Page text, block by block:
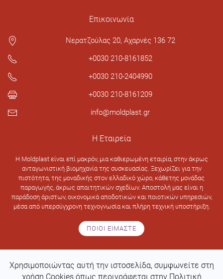
Επικοινωνία
Νερατζούλας 20, Αχαρνές 136 72
+0030 210-8161852
+0030 210-2404990
+0030 210-8161209
info@moldplast.gr
Η Εταιρεία
H Moldplast είναι επί μακρόν, μια καθιερωμένη εταιρία, στην άκρως
ανταγωνιστική βιομηχανία της συσκευασίας. Ξεχωρίζει για την
πιστότητα, της μοναδικής στον ελλαδικό χώρο, κάθετης μονάδας
παραγωγής, άκρως απαιτητικών σχεδίων. Αποστολή μας είναι η
παράδοση άριστων, οικονομικά αποδοτικών και ποιοτικών υπηρεσιών,
μέσα από υπερσύγχρονη τεχνογνωσία και πλήρη τεχνική υποστήριξη.
ΠΟΙΟΙ ΕΙΜΑΣΤΕ
Design & development by Web Intelligence
Χρησιμοποιώντας αυτή την ιστοσελίδα, συμφωνείτε στη
χρήση Cookies όπως περιγράφεται στην Πολιτική